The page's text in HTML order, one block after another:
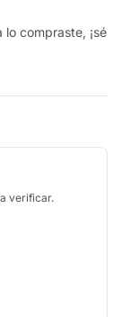
compraste, ¡sé
verificar.